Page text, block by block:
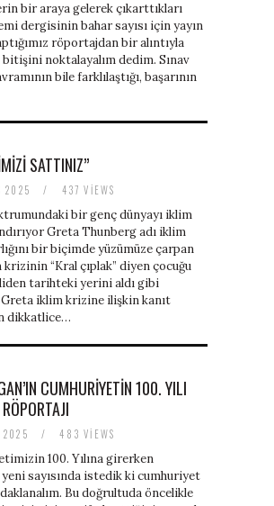
bir araya gelerek çıkarttıkları
dergisinin bahar sayısı için yayın
röportajdan bir alıntıyla
bitişini noktalayalım dedim. Sınav
bile farklılaştığı, başarının
SATTINIZ”
2025 / 437 VIEWS
bir genç dünyayı iklim
Greta Thunberg adı iklim
bir biçimde yüzümüze çarpan
“Kral çıplak” diyen çocuğu
tarihteki yerini aldı gibi
iklim krizine ilişkin kanıt
dikkatlice…
CUMHURIYETIN 100. YILI
2025 / 483 VIEWS
100. Yılına girerken
sayısında istedik ki cumhuriyet
Bu doğrultuda öncelikle